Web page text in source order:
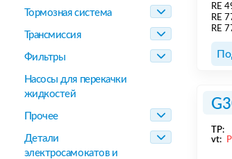
Тормозная система
Трансмиссия
Фильтры
Насосы для перекачки
жидкостей
Прочее
Детали
электросамокатов и
RE
RE
RE
TP:
vt: